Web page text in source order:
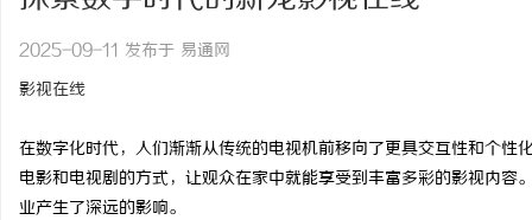
2025-09-11 发布于 易通网
影视在线
在数字化时代，人们渐渐从传统的电视机前移向了更具交互性和个
电影和电视剧的方式，让观众在家中就能享受到丰富多彩的影视内
业产生了深远的影响。